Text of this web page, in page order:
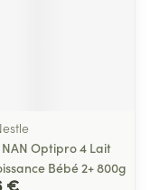
Optipro 4 Lait
Bébé 2+ 800g
€